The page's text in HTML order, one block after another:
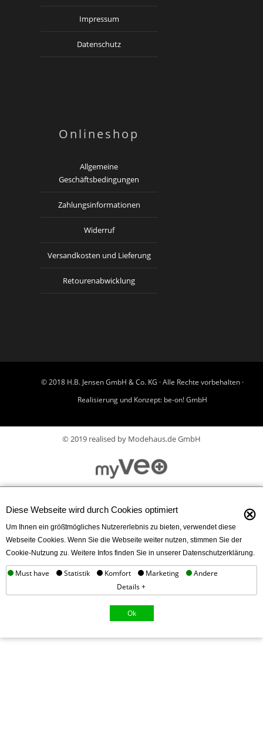
Impressum
Datenschutz
Onlineshop
Allgemeine
Geschäftsbedingungen
Zahlungsinformationen
Widerruf
Versandkosten und Lieferung
Retourenabwicklung
© 2018 H.B. Jensen GmbH & Co. KG · Alle Rechte vorbehalten ·
Realisierung und Konzept: be-on! GmbH
© 2019 realised by Modehaus.de GmbH
Diese Webseite wird durch Cookies optimiert ⊗
Um Ihnen ein größtmögliches Nutzererlebnis zu bieten, verwendet diese
Webseite Cookies. Wenn Sie die Webseite weiter nutzen, stimmen Sie der
Cookie-Nutzung zu. Weitere Infos finden Sie in unserer Datenschutzerklärung.
Must have Statistik Komfort Marketing
Andere
Details +
Ok